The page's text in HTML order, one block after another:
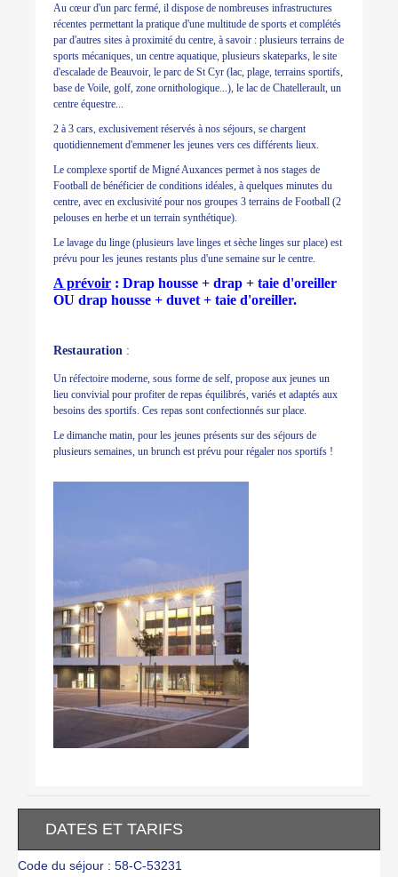
Au cœur d'un parc fermé, il dispose de nombreuses infrastructures
récentes permettant la pratique d'une multitude de sports et complétés
par d'autres sites à proximité du centre, à savoir : plusieurs terrains de
sports mécaniques, un centre aquatique, plusieurs skateparks, le site
d'escalade de Beauvoir, le parc de St Cyr (lac, plage, terrains sportifs,
base de Voile, golf, zone ornithologique...), le lac de Chatellerault, un
centre équestre...
2 à 3 cars, exclusivement réservés à nos séjours, se chargent
quotidiennement d'emmener les jeunes vers ces différents lieux.
Le complexe sportif de Migné Auxances permet à nos stages de
Football de bénéficier de conditions idéales, à quelques minutes du
centre, avec en exclusivité pour nos groupes 3 terrains de Football (2
pelouses en herbe et un terrain synthétique).
Le lavage du linge (plusieurs lave linges et sèche linges sur place) est
prévu pour les jeunes restants plus d'une semaine sur le centre.
A prévoir : Drap housse + drap + taie d'oreiller
OU drap housse + duvet + taie d'oreiller.
Restauration :
Un réfectoire moderne, sous forme de self, propose aux jeunes un
lieu convivial pour profiter de repas équilibrés, variés et adaptés aux
besoins des sportifs. Ces repas sont confectionnés sur place.
Le dimanche matin, pour les jeunes présents sur des séjours de
plusieurs semaines, un brunch est prévu pour régaler nos sportifs !
DATES ET TARIFS
Code du séjour : 58-C-53231